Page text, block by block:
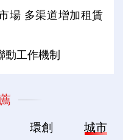
場 多渠道增加租賃
動工作機制
環創 城市